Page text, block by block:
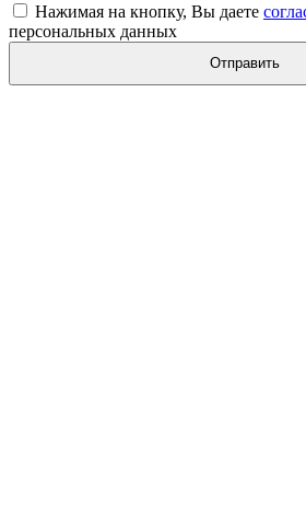
Нажимая на кнопку, Вы даете
персональных данных
Отправить